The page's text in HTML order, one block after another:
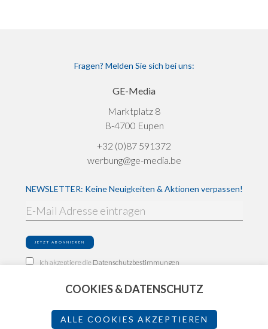
Fragen? Melden Sie sich bei uns:
GE-Media
Marktplatz 8
B-4700 Eupen
+32 (0)87 591372
werbung@ge-media.be
NEWSLETTER: Keine Neuigkeiten & Aktionen verpassen!
Ich akzeptiere die Datenschutzbestimmungen
Impressum
Datenschutz
COOKIES & DATENSCHUTZ
ALLE COOKIES AKZEPTIEREN